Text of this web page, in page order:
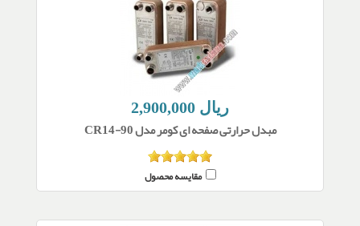
2,900,000 ریال
مبدل حرارتی صفحه ای کومر مدل CR14-90
مقایسه محصول